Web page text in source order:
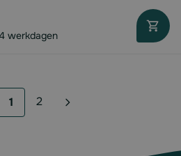
werkdagen
U lees momenteel pagina
1 Pagina
2